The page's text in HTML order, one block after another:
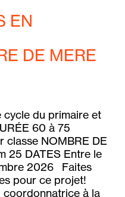
EN
DE MERE
cycle du primaire et
60 à 75
classe NOMBRE DE
25 DATES Entre le
2026 Faites
pour ce projet!
coordonnatrice à la